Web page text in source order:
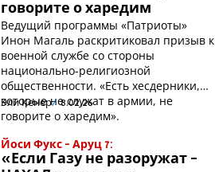
говорите о харедим
Ведущий программы «Патриоты»
Инон Магаль раскритиковал призыв к
военной службе со стороны
национально-религиозной
общественности. «Есть хесдерники,
которые не служат в армии, не
говорите о харедим».
Эли Кенер 8.02.26
Йоси Фукс - Аруц 7:
«Если Газу не разоружат -